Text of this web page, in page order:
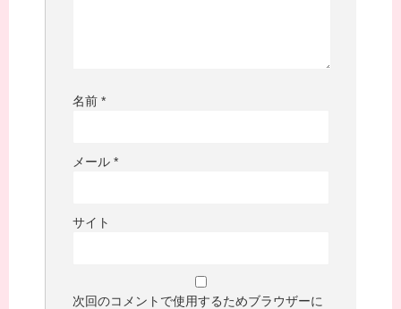
名前 *
メール *
サイト
次回のコメントで使用するためブラウザーに